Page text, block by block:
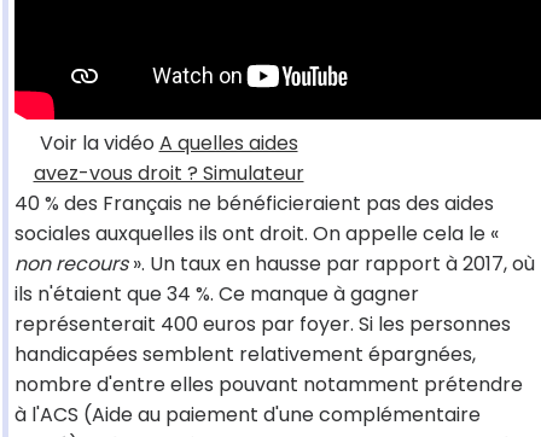
Voir la vidéo A quelles aides
avez-vous droit ? Simulateur
40 % des Français ne bénéficieraient pas des aides
sociales auxquelles ils ont droit. On appelle cela le «
non recours». Un taux en hausse par rapport à 2017, où
ils n'étaient que 34 %. Ce manque à gagner
représenterait 400 euros par foyer. Si les personnes
handicapées semblent relativement épargnées,
nombre d'entre elles pouvant notamment prétendre
à l'ACS (Aide au paiement d'une complémentaire